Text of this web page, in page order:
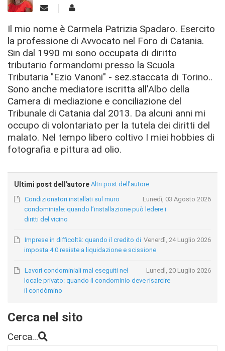
Il mio nome è Carmela Patrizia Spadaro. Esercito
la professione di Avvocato nel Foro di Catania.
Sin dal 1990 mi sono occupata di diritto
tributario formandomi presso la Scuola
Tributaria "Ezio Vanoni" - sez.staccata di Torino..
Sono anche mediatore iscritta all'Albo della
Camera di mediazione e conciliazione del
Tribunale di Catania dal 2013. Da alcuni anni mi
occupo di volontariato per la tutela dei diritti del
malato. Nel tempo libero coltivo I miei hobbies di
fotografia e pittura ad olio.
Ultimi post dell'autore Altri post dell'autore
Lunedì, 03 Agosto 2026
Condizionatori installati sul muro
condominiale: quando l’installazione può ledere i
diritti del vicino
Venerdì, 24 Luglio 2026
Imprese in difficoltà: quando il credito di
imposta 4.0 resiste a liquidazione e scissione
Lunedì, 20 Luglio 2026
Lavori condominiali mal eseguiti nel
locale privato: quando il condominio deve risarcire
il condòmino
Cerca nel sito
Cerca...